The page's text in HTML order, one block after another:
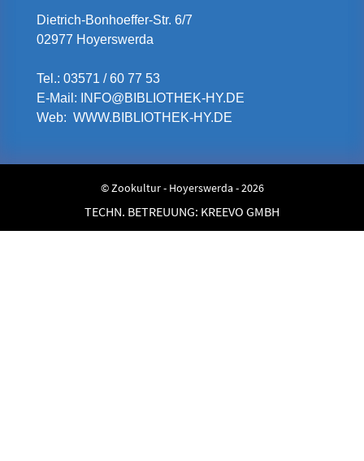
Dietrich-Bonhoeffer-Str. 6/7
02977 Hoyerswerda
Tel.: 03571 / 60 77 53
E-Mail:
INFO@BIBLIOTHEK-HY.DE
Web: WWW.BIBLIOTHEK-HY.DE
© Zookultur - Hoyerswerda - 2026
TECHN. BETREUUNG: KREEVO GMBH